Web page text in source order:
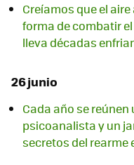
Creíamos que el
forma de combatir
lleva décadas
26 junio
Cada año se
psicoanalista y un
secretos del rearme